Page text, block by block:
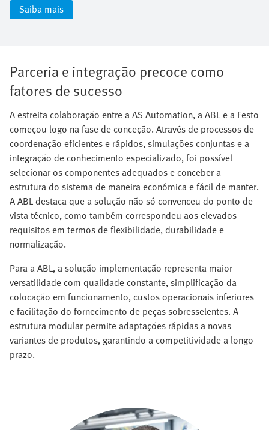
Saiba mais
Parceria e integração precoce como
fatores de sucesso
A estreita colaboração entre a AS Automation, a ABL e a Festo
começou logo na fase de conceção. Através de processos de
coordenação eficientes e rápidos, simulações conjuntas e a
integração de conhecimento especializado, foi possível
selecionar os componentes adequados e conceber a
estrutura do sistema de maneira económica e fácil de manter.
A ABL destaca que a solução não só convenceu do ponto de
vista técnico, como também correspondeu aos elevados
requisitos em termos de flexibilidade, durabilidade e
normalização.
Para a ABL, a solução implementação representa maior
versatilidade com qualidade constante, simplificação da
colocação em funcionamento, custos operacionais inferiores
e facilitação do fornecimento de peças sobresselentes. A
estrutura modular permite adaptações rápidas a novas
variantes de produtos, garantindo a competitividade a longo
prazo.